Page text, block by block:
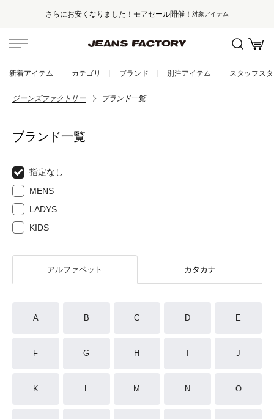
さらにお安くなりました！モアセール開催！ 対象アイテム
新着アイテム カテゴリ ブランド 別注アイテム スタッフス
ジーンズファクトリー ブランド一覧
ブランド一覧
指定なし
MENS
LADYS
KIDS
アルファベット カタカナ
A B C D E
F G H J
K L M N O